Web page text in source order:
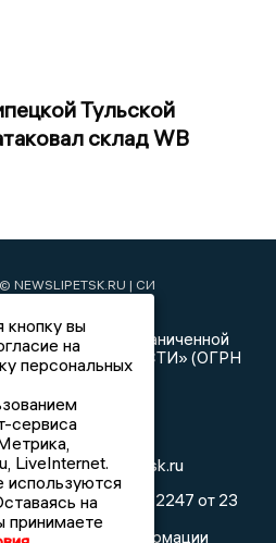
Тульской
склад WB
NEWSLIPETSK.RU | СИ
Общество с ограниченной
НОВОСТИ» (ОГРН
Е.Г.
699 9427
info@newslipetsk.ru
серия Эл № ФС77-82247 от 23
из реестра
массовой информации
вы
на
персональных
сервиса
LiveInternet.
используются
на
принимаете